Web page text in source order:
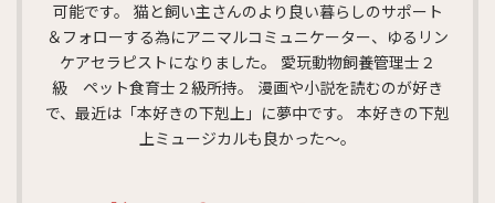
可能です。 猫と飼い主さんのより良い暮らしのサポート
＆フォローする為にアニマルコミュニケーター、ゆるリン
ケアセラピストになりました。 愛玩動物飼養管理士２
級 ペット食育士２級所持。 漫画や小説を読むのが好き
で、最近は「本好きの下剋上」に夢中です。 本好きの下剋
上ミュージカルも良かった～。